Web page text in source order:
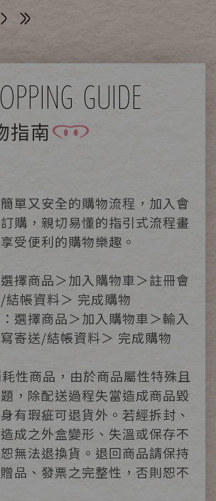
GUIDE
指南
單又安全的購物流程，加入會
購，親切易懂的指引式流程畫
受便利的購物樂趣。
擇商品＞加入購物車＞註冊會
結帳資料＞ 完成購物
選擇商品＞加入購物車＞輸入
寄送/結帳資料＞ 完成購物
性商品，由於商品屬性特殊且
，除配送過程失當造成商品毀
有瑕疵可退貨外。若經拆封、
成之外盒變形、失溫或保存不
無法退換貨。退回商品請保持
品、發票之完整性，否則恕不